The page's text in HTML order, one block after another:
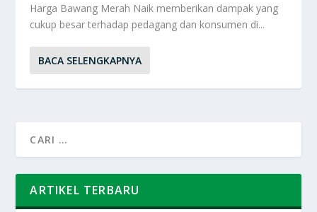
Harga Bawang Merah Naik memberikan dampak yang
cukup besar terhadap pedagang dan konsumen di...
BACA SELENGKAPNYA
ARTIKEL TERBARU